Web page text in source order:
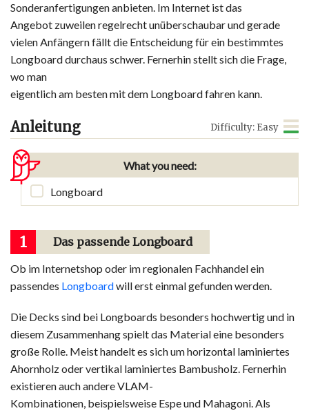
Sonderanfertigungen anbieten. Im Internet ist das
Angebot zuweilen regelrecht unüberschaubar und gerade
vielen Anfängern fällt die Entscheidung für ein bestimmtes
Longboard durchaus schwer. Fernerhin stellt sich die Frage,
wo man
eigentlich am besten mit dem Longboard fahren kann.
Anleitung Difficulty: Easy
What you need:
Longboard
1 Das passende Longboard
Ob im Internetshop oder im regionalen Fachhandel ein
passendes Longboardwill erst einmal gefunden werden.
Die Decks sind bei Longboards besonders hochwertig und in
diesem Zusammenhang spielt das Material eine besonders
große Rolle. Meist handelt es sich um horizontal laminiertes
Ahornholz oder vertikal laminiertes Bambusholz. Fernerhin
existieren auch andere VLAM-
Kombinationen, beispielsweise Espe und Mahagoni. Als